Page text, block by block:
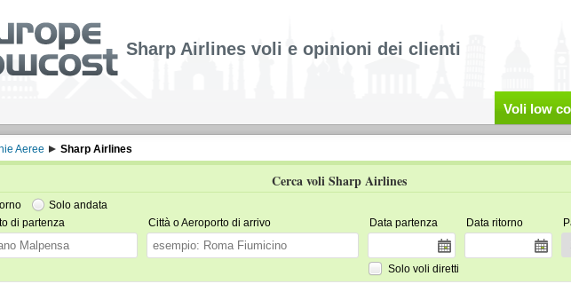
Sharp Airlines voli e opinioni dei clienti
Voli low
Aeree Sharp Airlines
Cerca voli Sharp Airlines
Solo andata
di partenza
Città o Aeroporto di arrivo Data partenza Data ritorno
Solo voli diretti